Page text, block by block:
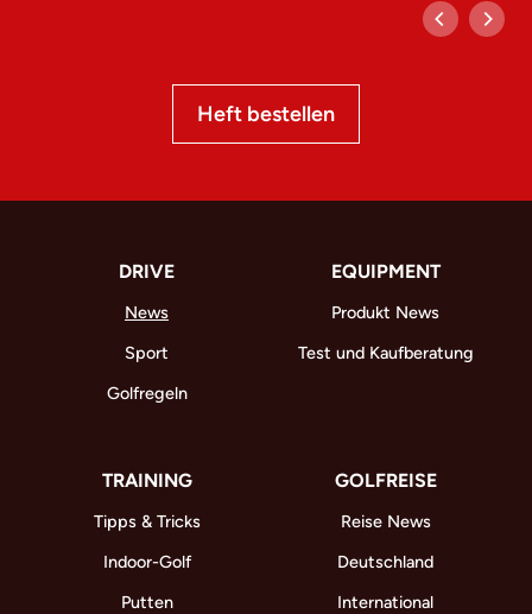
Heft bestellen
DRIVE
News
Sport
Golfregeln
EQUIPMENT
Produkt News
Test und Kaufberatung
TRAINING
Tipps & Tricks
Indoor-Golf
Putten
GOLFREISE
Reise News
Deutschland
International